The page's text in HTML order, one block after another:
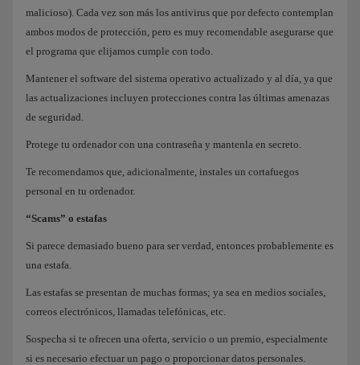
malicioso). Cada vez son más los antivirus que por defecto contemplan
ambos modos de protección, pero es muy recomendable asegurarse que
el programa que elijamos cumple con todo.
Mantener el software del sistema operativo actualizado y al día, ya que
las actualizaciones incluyen protecciones contra las últimas amenazas
de seguridad.
Protege tu ordenador con una contraseña y mantenla en secreto.
Te recomendamos que, adicionalmente, instales un cortafuegos
personal en tu ordenador.
“Scams” o estafas
Si parece demasiado bueno para ser verdad, entonces probablemente es
una estafa.
Las estafas se presentan de muchas formas; ya sea en medios sociales,
correos electrónicos, llamadas telefónicas, etc.
Sospecha si te ofrecen una oferta, servicio o un premio, especialmente
si es necesario efectuar un pago o proporcionar datos personales.